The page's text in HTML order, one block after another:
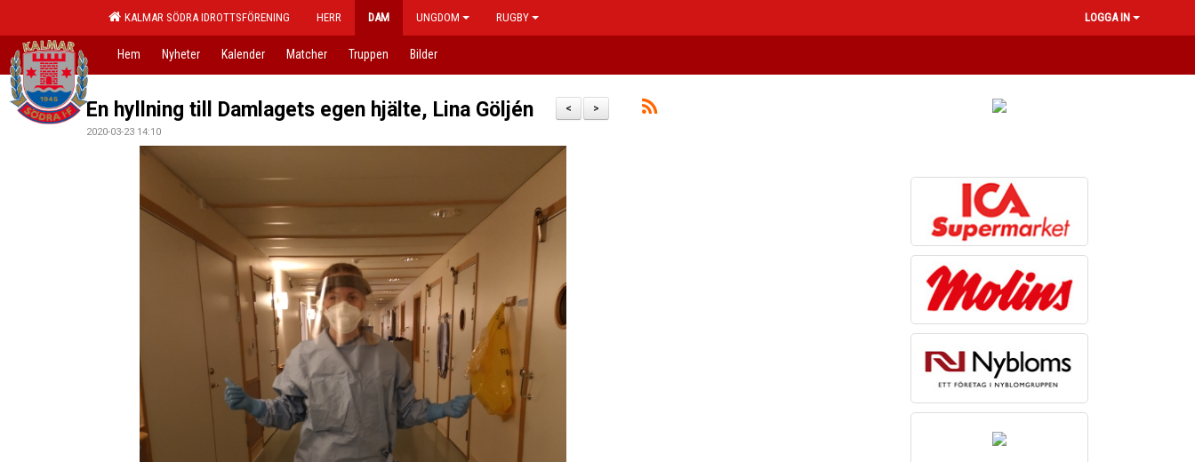
KALMAR SÖDRA IDROTTSFÖRENING HERR DAM UNGDOM RUGBY LOGGA IN
Hem Nyheter Kalender Matcher Truppen Bilder
>
<
En hyllning till Damlagets egen hjälte, Lina Göljén
2020-03-23 14:10